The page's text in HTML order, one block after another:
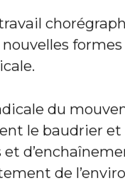
du
le baudrier et
de